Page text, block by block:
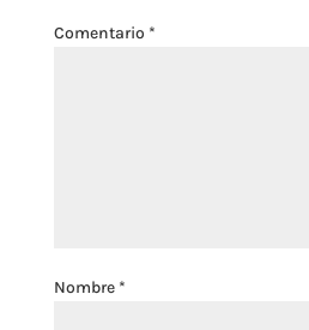
Comentario *
Nombre *